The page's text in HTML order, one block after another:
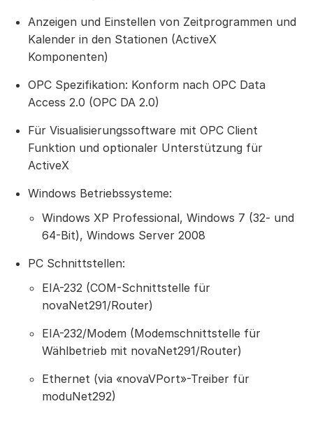
Anzeigen und Einstellen von Zeitprogrammen und
Kalender in den Stationen (ActiveX
Komponenten)
OPC Spezifikation: Konform nach OPC Data
Access 2.0 (OPC DA 2.0)
Für Visualisierungssoftware mit OPC Client
Funktion und optionaler Unterstützung für
ActiveX
Windows Betriebssysteme:
Windows XP Professional, Windows 7 (32- und
64-Bit), Windows Server 2008
PC Schnittstellen:
EIA-232 (COM-Schnittstelle für
novaNet291/Router)
EIA-232/Modem (Modemschnittstelle für
Wählbetrieb mit novaNet291/Router)
Ethernet (via «novaVPort»-Treiber für
moduNet292)